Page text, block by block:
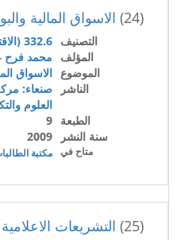
(24) الاسواق المالية
التصنيف 332.6 (الاقتصاد)
المؤلف
محمد فرح
الموضوع الاسواق
الناشر
صنعاء:
العلوم
الطبعة 9
سنة النشر
2009
متاح في مكتبة
(25) التشريعات